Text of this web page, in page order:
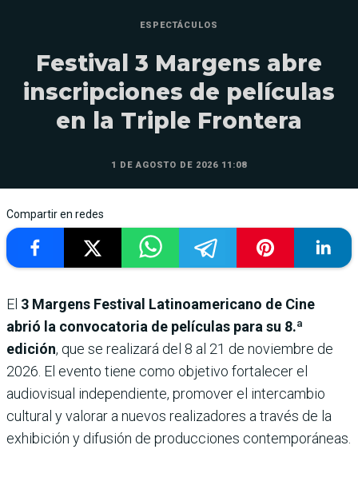
ESPECTÁCULOS
Festival 3 Margens abre
inscripciones de películas
en la Triple Frontera
1 DE AGOSTO DE 2026 11:08
Compartir en redes
El 3 Margens Festival Latinoamericano de Cine
abrió la convocatoria de películas para su 8.ª
edición, que se realizará del 8 al 21 de noviembre de
2026. El evento tiene como objetivo fortalecer el
audiovisual independiente, promover el intercambio
cultural y valorar a nuevos realizadores a través de la
exhibición y difusión de producciones contemporáneas.